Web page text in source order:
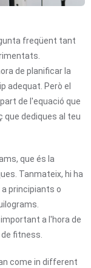
freqüent tant
de planificar la
adequat. Però el
de l'equació que
que dediques al teu
que és la
Tanmateix, hi ha
principiants o
a l'hora de
fitness.
come in different